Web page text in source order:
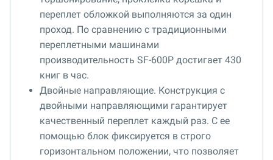
переплет обложкой выполняются за один
проход. По сравнению с традиционными
переплетными машинами
производительность SF-600P достигает 430
книг в час.
Двойные направляющие. Конструкция с
двойными направляющими гарантирует
качественный переплет каждый раз. С ее
помощью блок фиксируется в строго
горизонтальном положении, что позволяет